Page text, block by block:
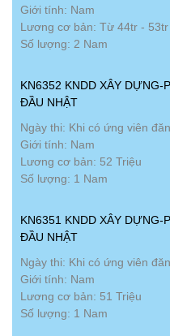
Giới tính: Nam
Lương cơ bản: Từ 44tr - 53tr
Số lượng: 2 Nam
KN6352 KNDD XÂY DỰNG-
ĐẦU NHẬT
Ngày thi: Khi có ứng viên
Giới tính: Nam
Lương cơ bản: 52 Triệu
Số lượng: 1 Nam
KN6351 KNDD XÂY DỰNG-
ĐẦU NHẬT
Ngày thi: Khi có ứng viên
Giới tính: Nam
Lương cơ bản: 51 Triệu
Số lượng: 1 Nam